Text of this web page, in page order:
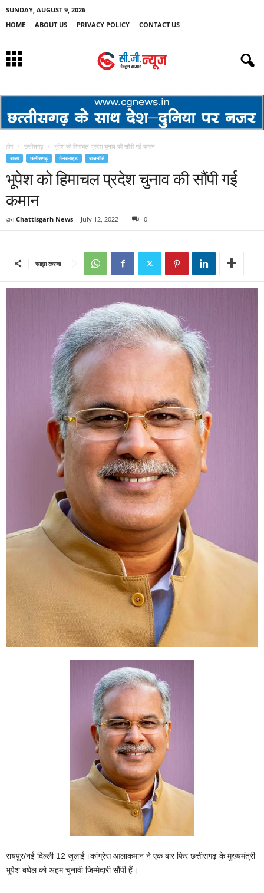
SUNDAY, AUGUST 9, 2026
HOME
ABOUT US PRIVACY POLICY CONTACT US
होम छत्तीसगढ़ भूपेश को हिमाचल प्रदेश चुनाव की सौंपी गई कमान
राज्य छत्तीसगढ़ मेनस्लाइड राजनीति
भूपेश को हिमाचल प्रदेश चुनाव की सौंपी गई
कमान
द्वारा Chattisgarh News - July 12, 2022 0
साझा करना
रायपुर/नई दिल्ली 12 जुलाई।कांग्रेस आलाकमान ने एक बार फिर छत्तीसगढ़ के मुख्यमंत्री
भूपेश बघेल को अहम चुनावी जिम्मेदारी सौंपी हैं।